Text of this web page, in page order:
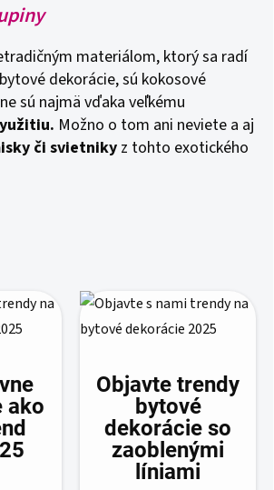
materiálom, ktorý sa radí
dekorácie, sú kokosové
sú najmä vďaka veľkému
Možno o tom ani neviete a aj
či svietniky z tohto exotického
ako
Objavte trendy
bytové
dekorácie so
zaoblenými
líniami